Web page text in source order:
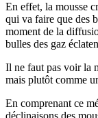
En effet, la mousse
qui va faire que des
moment de la
bulles des gaz
Il ne faut pas voir la
mais plutôt comme
En comprenant ce